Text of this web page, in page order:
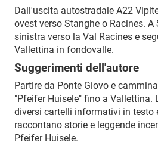
Dall'uscita autostradale A22
ovest verso Stanghe o Racines. A
sinistra verso la Val Racines e
Vallettina in fondovalle.
Suggerimenti dell'autore
Partire da Ponte Giovo e
"Pfeifer Huisele" fino a Vallettina.
diversi cartelli informativi in testo
raccontano storie e leggende
Pfeifer Huisele.